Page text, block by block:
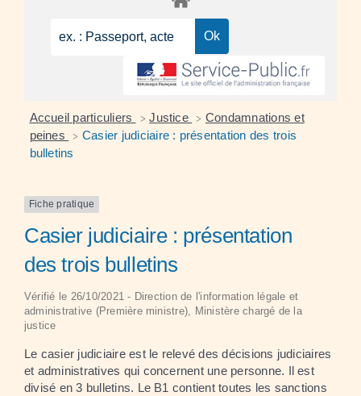
Accueil particuliers > Justice > Condamnations et
peines
> Casier judiciaire : présentation des trois
bulletins
Fiche pratique
Casier judiciaire : présentation
des trois bulletins
Vérifié le 26/10/2021 - Direction de l'information légale et
administrative (Première ministre), Ministère chargé de la
justice
Le casier judiciaire est le relevé des décisions judiciaires
et administratives qui concernent une personne. Il est
divisé en 3 bulletins. Le B1 contient toutes les sanctions